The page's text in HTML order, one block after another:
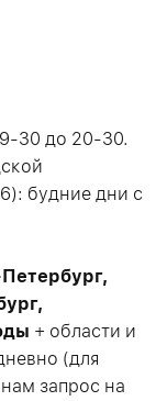
30 до 20-30.
будние дни с
+ области и
(для
запрос на